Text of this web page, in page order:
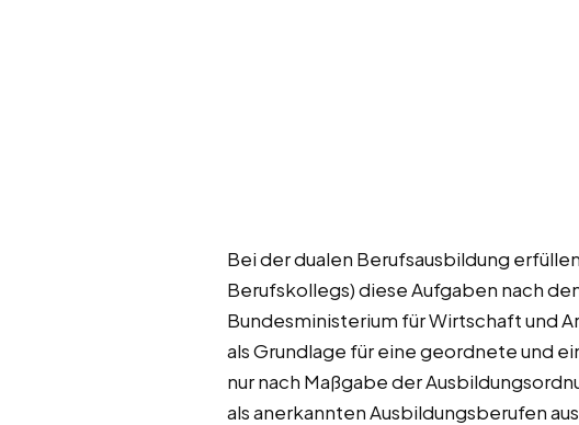
Bei der dualen Berufsausbildung
Berufskollegs) diese Aufgaben nach
Bundesministerium für Wirtschaft und
als Grundlage für eine geordnete und
nur nach Maßgabe der
als anerkannten Ausbildungsberufen